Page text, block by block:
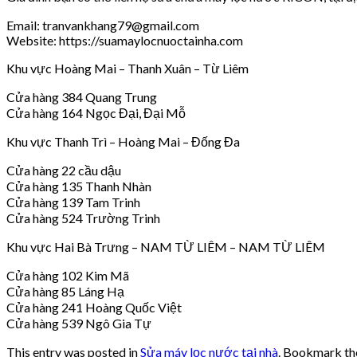
Email: tranvankhang79@gmail.com
Website: https://suamaylocnuoctainha.com
Khu vực Hoàng Mai – Thanh Xuân – Từ Liêm
Cửa hàng 384 Quang Trung
Cửa hàng 164 Ngọc Đại, Đại Mỗ
Khu vực Thanh Trì – Hoàng Mai – Đống Đa
Cửa hàng 22 cầu dậu
Cửa hàng 135 Thanh Nhàn
Cửa hàng 139 Tam Trinh
Cửa hàng 524 Trường Trinh
Khu vực Hai Bà Trưng – NAM TỪ LIÊM – NAM TỪ LIÊM
Cửa hàng 102 Kim Mã
Cửa hàng 85 Láng Hạ
Cửa hàng 241 Hoàng Quốc Việt
Cửa hàng 539 Ngô Gia Tự
This entry was posted inSửa máy lọc nước tại nhà . Bookmark